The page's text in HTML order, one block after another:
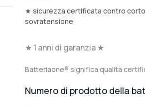
★ sicurezza certificata contro
sovratensione
★ 1 anni di garanzia ★
Batteriaone® significa qualità
Numero di prodotto della